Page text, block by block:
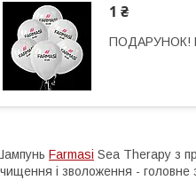
1 ₴
ПОДАРУНОК!
Farmasi Sea Therapy з
і зволоження -